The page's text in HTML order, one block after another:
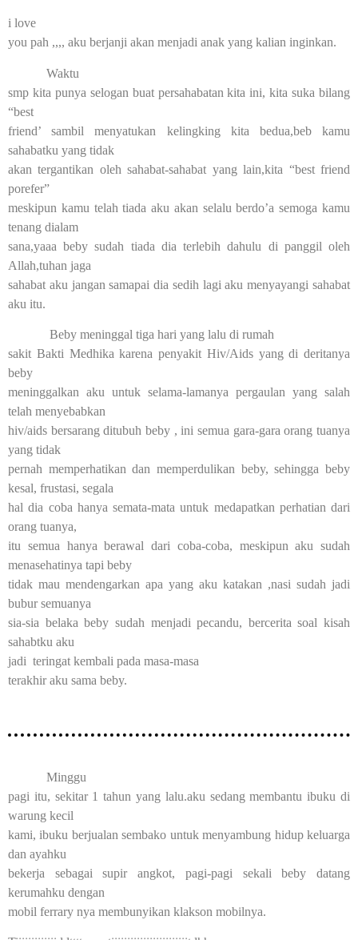
i love
you pah ,,,, aku berjanji akan menjadi anak yang kalian inginkan.
Waktu
smp kita punya selogan buat persahabatan kita ini, kita suka bilang
“best
friend’ sambil menyatukan kelingking kita bedua,beb kamu
sahabatku yang tidak
akan tergantikan oleh sahabat-sahabat yang lain,kita “best friend
porefer”
meskipun kamu telah tiada aku akan selalu berdo’a semoga kamu
tenang dialam
sana,yaaa beby sudah tiada dia terlebih dahulu di panggil oleh
Allah,tuhan jaga
sahabat aku jangan samapai dia sedih lagi aku menyayangi sahabat
aku itu.
Beby meninggal tiga hari yang lalu di rumah
sakit Bakti Medhika karena penyakit Hiv/Aids yang di deritanya
beby
meninggalkan aku untuk selama-lamanya pergaulan yang salah
telah menyebabkan
hiv/aids bersarang ditubuh beby , ini semua gara-gara orang tuanya
yang tidak
pernah memperhatikan dan memperdulikan beby, sehingga beby
kesal, frustasi, segala
hal dia coba hanya semata-mata untuk medapatkan perhatian dari
orang tuanya,
itu semua hanya berawal dari coba-coba, meskipun aku sudah
menasehatinya tapi beby
tidak mau mendengarkan apa yang aku katakan ,nasi sudah jadi
bubur semuanya
sia-sia belaka beby sudah menjadi pecandu, bercerita soal kisah
sahabtku aku
jadi teringat kembali pada masa-masa
terakhir aku sama beby.
Minggu
pagi itu, sekitar 1 tahun yang lalu.aku sedang membantu ibuku di
warung kecil
kami, ibuku berjualan sembako untuk menyambung hidup keluarga
dan ayahku
bekerja sebagai supir angkot, pagi-pagi sekali beby datang
kerumahku dengan
mobil ferrary nya membunyikan klakson mobilnya.